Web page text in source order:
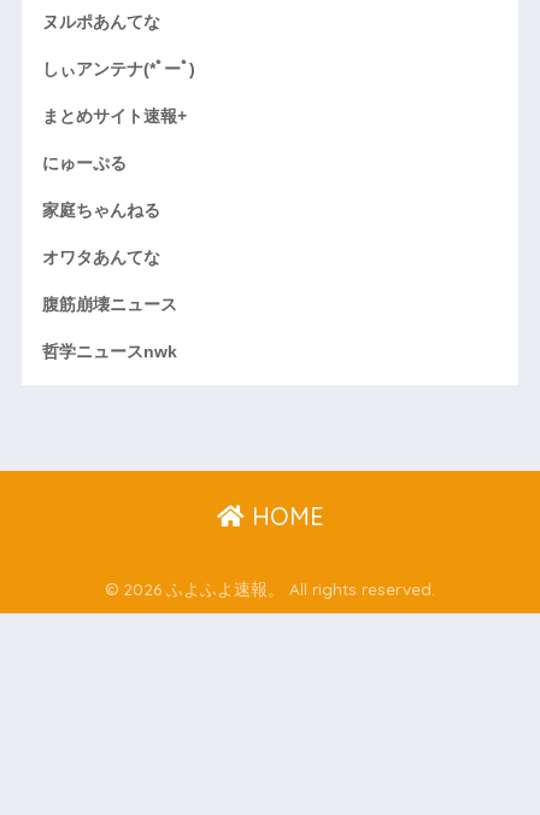
ヌルポあんてな
しぃアンテナ(*ﾟーﾟ)
まとめサイト速報+
にゅーぷる
家庭ちゃんねる
オワタあんてな
腹筋崩壊ニュース
哲学ニュースnwk
HOME
© 2026 ふよふよ速報。 All rights reserved.